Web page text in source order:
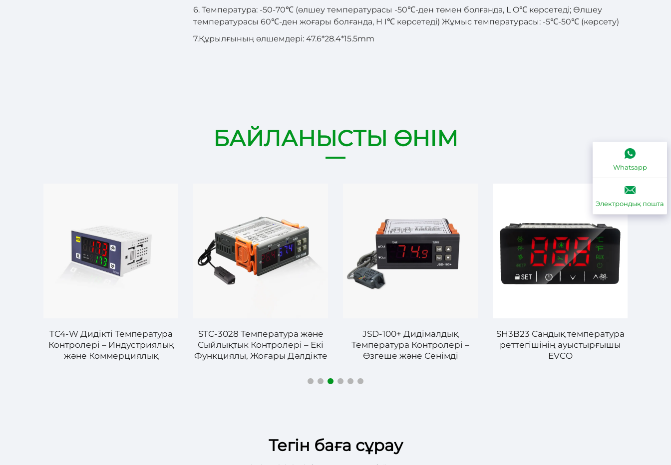
6. Температура: -50-70℃ (өлшеу температурасы -50℃-ден төмен болғанда, L O℃ көрсетеді; Өлшеу
температурасы 60℃-ден жоғары болғанда, H I℃ көрсетеді) Жұмыс температурасы: -5℃-50℃ (көрсету)
7.Құрылғының өлшемдері: 47.6*28.4*15.5mm
БАЙЛАНЫСТЫ ӨНІМ
TC4-W Дидікті Температура
Контролері – Индустриялық
және Коммерциялық
STC-3028 Температура және
Сыйлықтык Контролері – Екі
Функциялы, Жоғары Дәлдікте
JSD-100+ Дидімалдық
Температура Контролері –
Өзгеше және Сенімді
SH3B23 Сандық температура
реттегішінің ауыстырғышы
EVCO
Whatsapp
Электрондық пошта
Тегін баға сұрау